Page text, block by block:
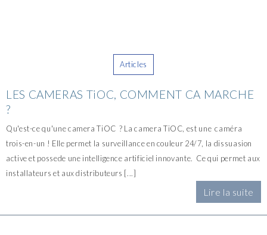
Articles
LES CAMERAS TiOC, COMMENT CA MARCHE
?
Qu'est-ce qu'une camera TiOC ? La camera TiOC, est une caméra
trois-en-un ! Elle permet la surveillance en couleur 24/7, la dissuasion
active et possede une intelligence artificiel innovante. Ce qui permet aux
installateurs et aux distributeurs [...]
Lire la suite